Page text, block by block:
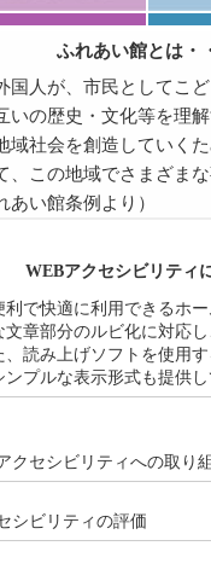
ふれあい館とは・
国人が、市民としてこ
いの歴史・文化等を理
域社会を創造していく
、この地域でさまざま
い館条例より）
WEBアクセシビリティ
で快適に利用できるホ
章部分のルビ化に対応
読み上げソフトを使用
プルな表示形式も提供
クセシビリティへの取り
シビリティの評価